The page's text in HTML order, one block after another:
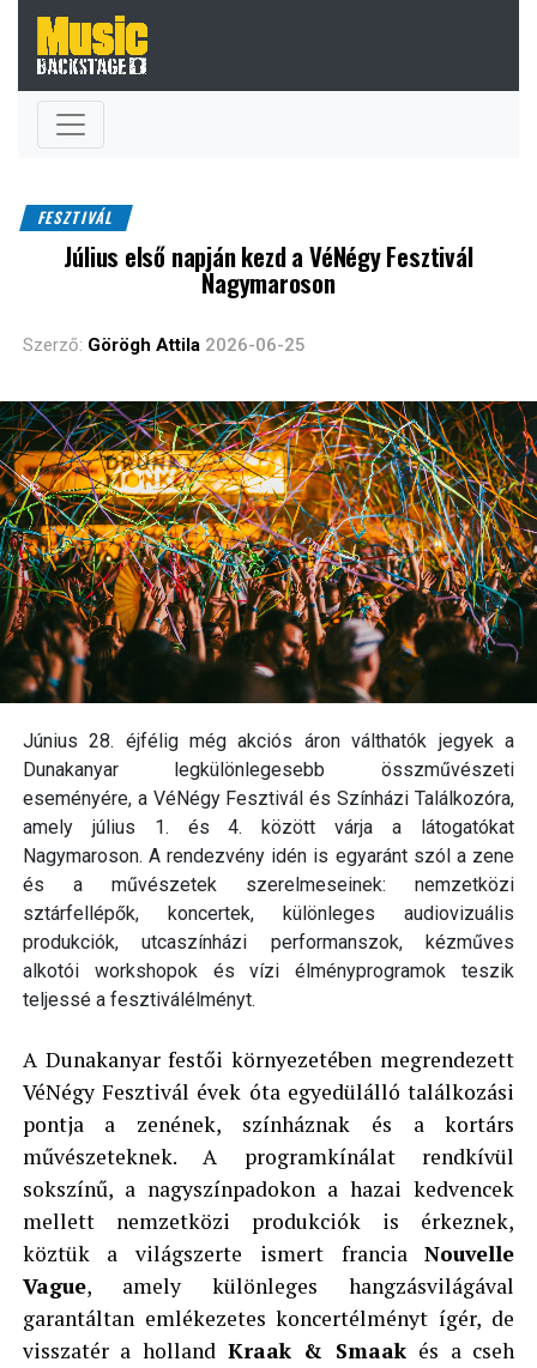
FESZTIVÁL
Július első napján kezd a VéNégy Fesztivál
Nagymaroson
Szerző: Görögh Attila 2026-06-25
Június 28. éjfélig még akciós áron válthatók jegyek a
Dunakanyar legkülönlegesebb összművészeti
eseményére, a VéNégy Fesztivál és Színházi Találkozóra,
amely július 1. és 4. között várja a látogatókat
Nagymaroson. A rendezvény idén is egyaránt szól a zene
és a művészetek szerelmeseinek: nemzetközi
sztárfellépők, koncertek, különleges audiovizuális
produkciók, utcaszínházi performanszok, kézműves
alkotói workshopok és vízi élményprogramok teszik
teljessé a fesztiválélményt.
A Dunakanyar festői környezetében megrendezett
VéNégy Fesztivál évek óta egyedülálló találkozási
pontja a zenének, színháznak és a kortárs
művészeteknek. A programkínálat rendkívül
sokszínű, a nagyszínpadokon a hazai kedvencek
mellett nemzetközi produkciók is érkeznek,
köztük a világszerte ismert franciaNouvelle
Vague, amely különleges hangzásvilágával
garantáltan emlékezetes koncertélményt ígér, de
visszatér a holland Kraak & Smaak és a cseh